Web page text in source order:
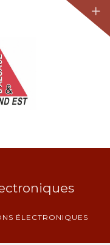
ÉLECTRONIQUES